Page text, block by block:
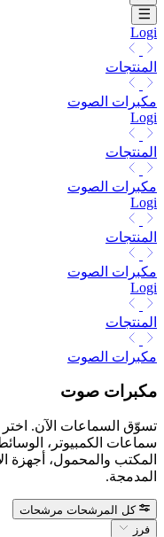
Logi
المنتجات
مكبرات الصوت
Logi
المنتجات
مكبرات الصوت
Logi
المنتجات
مكبرات الصوت
Logi
المنتجات
مكبرات الصوت
مكبرات صوت
تسوّق السماعات الآن.
سماعات الكمبيوتر،
المكتب والمحمول، أجهزة
المدمجة.
كل المرشحات مرشحات
فرز